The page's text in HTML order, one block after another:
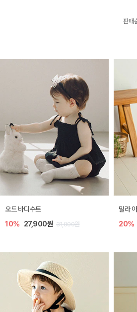
판매
오드 바디수트
10% 27,900원 31,000원
밀라
20%